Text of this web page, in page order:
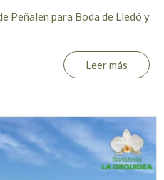
Peñalen para Boda de Lledó y
Leer más